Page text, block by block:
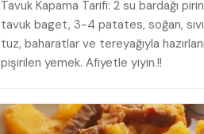
Tavuk Kapama Tarifi: 2 su bardağı
tavuk baget, 3-4 patates, soğan,
tuz, baharatlar ve tereyağıyla
pişirilen yemek. Afiyetle yiyin.!!